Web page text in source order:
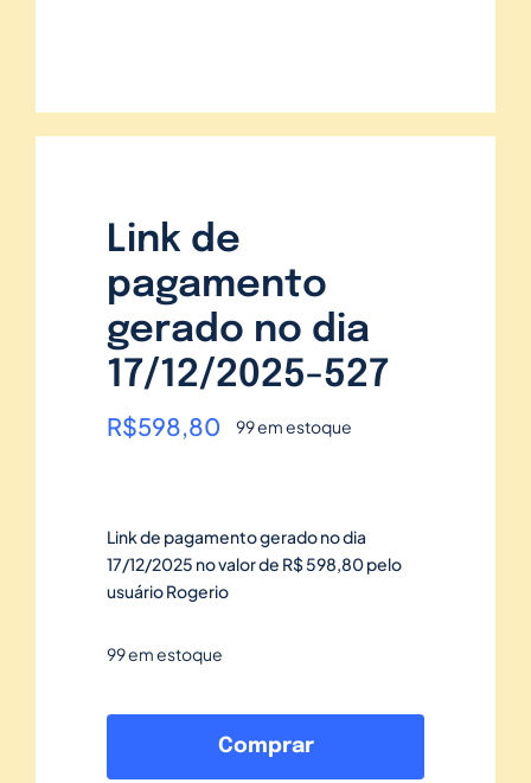
Link de
pagamento
gerado no dia
17/12/2025-527
R$598,80 99 em estoque
Link de pagamento gerado no dia
17/12/2025 no valor de R$ 598,80 pelo
usuário Rogerio
99 em estoque
de
Comprar